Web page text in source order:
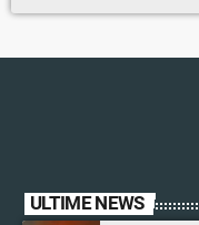
ULTIME NEWS